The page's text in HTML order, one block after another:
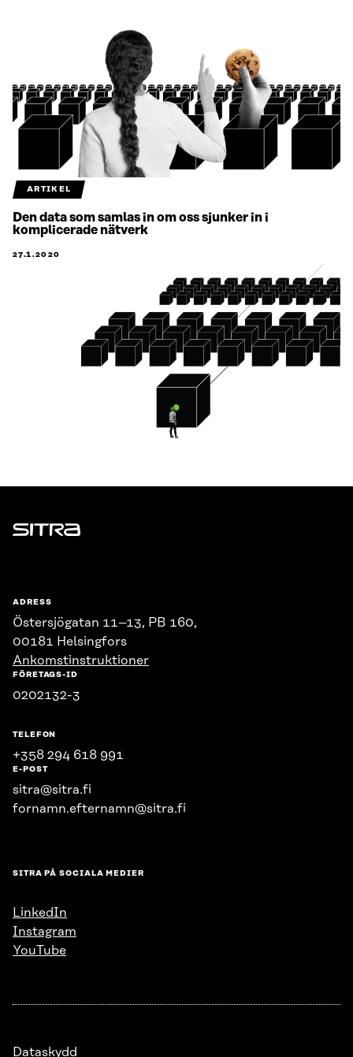
ARTIKEL
Den data som samlas in om oss sjunker in i
komplicerade nätverk
27.1.2020
Sitra
ADRESS
Östersjögatan 11–13, PB 160,
00181 Helsingfors
Ankomstinstruktioner
FÖRETAGS-ID
0202132-3
TELEFON
+358 294 618 991
E-POST
sitra@sitra.fi
fornamn.efternamn@sitra.fi
SITRA PÅ SOCIALA MEDIER
LinkedIn
Instagram
YouTube
Dataskydd